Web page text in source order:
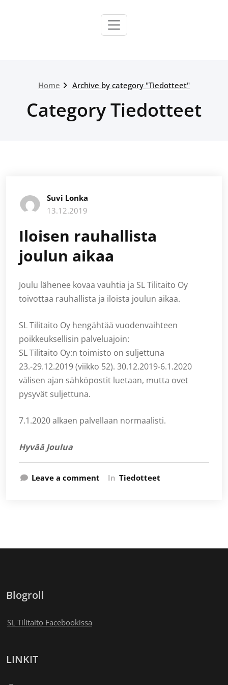
Home Archive by category "Tiedotteet"
Category Tiedotteet
Suvi Lonka
13.12.2019
Iloisen rauhallista
joulun aikaa
Joulu lähenee kovaa vauhtia ja SL Tilitaito Oy
toivottaa rauhallista ja iloista joulun aikaa.
SL Tilitaito Oy hengähtää vuodenvaihteen
poikkeuksellisin palveluajoin:
SL Tilitaito Oy:n toimisto on suljettuna
23.-29.12.2019 (viikko 52). 30.12.2019-6.1.2020
välisen ajan sähköpostit luetaan, mutta ovet
pysyvät suljettuna.
7.1.2020 alkaen palvellaan normaalisti.
Hyvää Joulua
Leave a comment In Tiedotteet
Blogroll
SL Tilitaito Facebookissa
LINKIT